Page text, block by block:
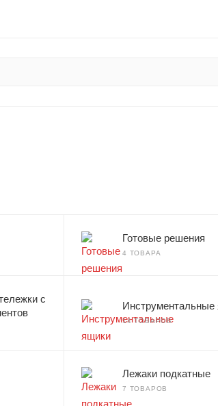
Готовые решения
4 ТОВАРА
с
Инструментальные
14 ТОВАРОВ
Лежаки подкатные
7 ТОВАРОВ